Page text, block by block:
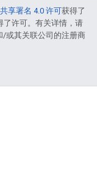
享署名 4.0 许可获得了
了许可。有关详情，请
/或其关联公司的注册商